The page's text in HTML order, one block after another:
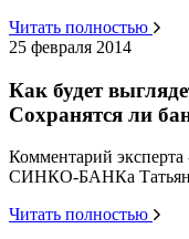
Читать полностью
25 февраля 2014
Как будет
Сохранятся ли
Комментарий эксперта
СИНКО-БАНКа
Читать полностью